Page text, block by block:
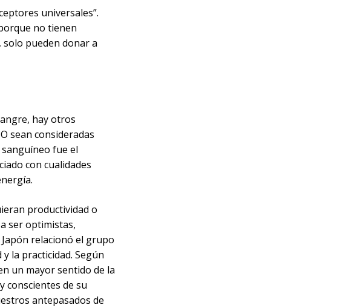
universales”.
no tienen
pueden donar a
hay otros
sean consideradas
fue el
con cualidades
productividad o
ser optimistas,
relacionó el grupo
la practicidad. Según
un mayor sentido de la
conscientes de su
antepasados de